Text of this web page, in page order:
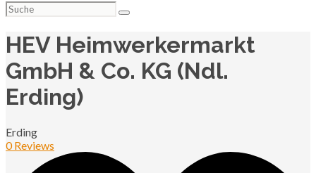
Suchen
nach:
HEV Heimwerkermarkt
GmbH & Co. KG (Ndl.
Erding)
Erding
0 Reviews